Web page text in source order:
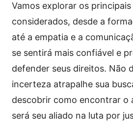
Vamos explorar os
considerados, desde a
até a empatia e a
se sentirá mais confiável e
defender seus direitos. Não
incerteza atrapalhe sua
descobrir como encontrar o
será seu aliado na luta por